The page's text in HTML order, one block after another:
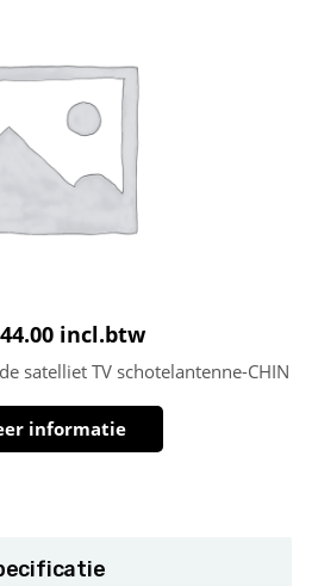
incl.btw
satelliet TV schotelantenne-CHIN
informatie